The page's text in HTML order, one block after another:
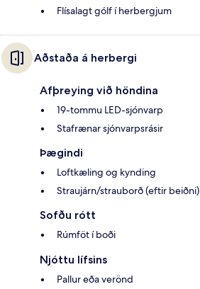
Flísalagt gólf í herbergjum
Aðstaða á herbergi
Afþreying við höndina
19-tommu LED-sjónvarp
Stafrænar sjónvarpsrásir
Þægindi
Loftkæling og kynding
Straujárn/strauborð (eftir beiðni)
Sofðu rótt
Rúmföt í boði
Njóttu lífsins
Pallur eða verönd